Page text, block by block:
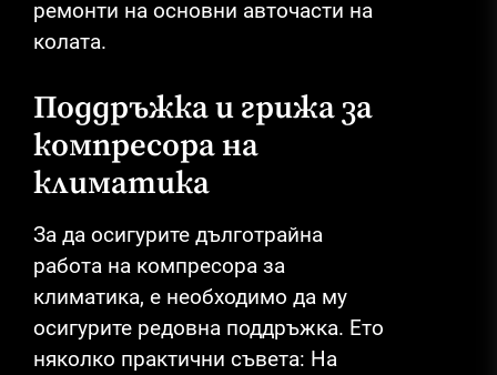
ремонти на основни авточасти на
колата.
Поддръжка и грижа за
компресора на
климатика
За да осигурите дълготрайна
работа на компресора за
климатика, е необходимо да му
осигурите редовна поддръжка. Ето
няколко практични съвета: На